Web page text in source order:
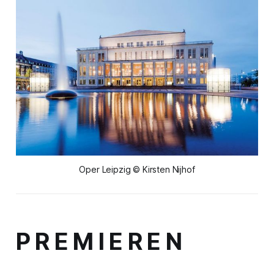
Oper Leipzig © Kirsten Nijhof
P R E M I E R E N